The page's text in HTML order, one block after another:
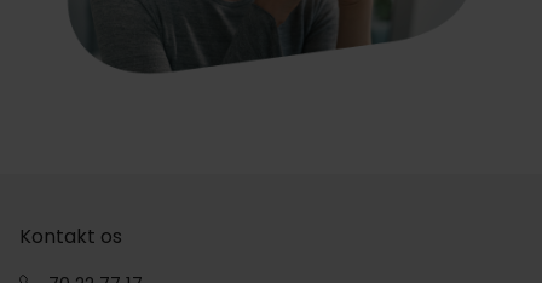
Kontakt os